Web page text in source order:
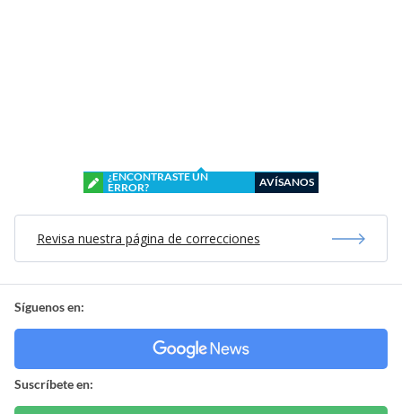
¿ENCONTRASTE UN
ERROR?
AVÍSANOS
Revisa nuestra página de correcciones
Síguenos en:
Suscríbete en: